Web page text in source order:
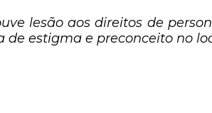
lesão aos direitos de
estigma e preconceito no